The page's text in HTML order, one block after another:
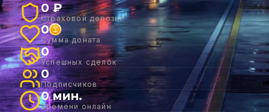
0 ₽
Страховой депозит
0
Сумма доната
0
Успешных сделок
0
Подписчиков
0 мин.
Времени онлайн